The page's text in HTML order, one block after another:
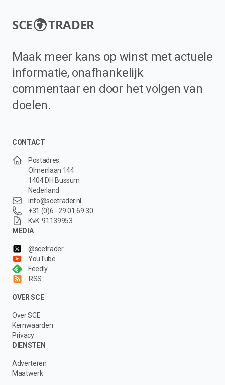
SCE TRADER
Maak meer kans op winst met actuele
informatie, onafhankelijk
commentaar en door het volgen van
doelen.
CONTACT
Postadres:
Olmenlaan 144
1404 DH Bussum
Nederland
info@scetrader.nl
+31 (0)6 - 29 01 69 30
KvK: 91139953
MEDIA
@scetrader
YouTube
Feedly
RSS
OVER SCE
Over SCE
Kernwaarden
Privacy
DIENSTEN
Adverteren
Maatwerk